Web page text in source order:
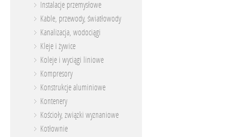
Instalacje przemysłowe
Kable, przewody, światłowody
Kanalizacja, wodociągi
Kleje i żywice
Koleje i wyciągi liniowe
Kompresory
Konstrukcje aluminiowe
Kontenery
Kościoły, związki wyznaniowe
Kotłownie